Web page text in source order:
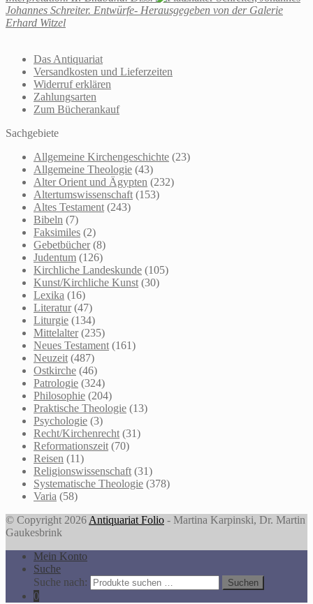
Johannes Schreiter. Entwürfe- Herausgegeben von der Galerie
Erhard Witzel
Das Antiquariat
Versandkosten und Lieferzeiten
Widerruf erklären
Zahlungsarten
Zum Bücherankauf
Sachgebiete
Allgemeine Kirchengeschichte (23)
Allgemeine Theologie (43)
Alter Orient und Ägypten (232)
Altertumswissenschaft (153)
Altes Testament (243)
Bibeln (7)
Faksimiles (2)
Gebetbücher (8)
Judentum (126)
Kirchliche Landeskunde (105)
Kunst/Kirchliche Kunst (30)
Lexika (16)
Literatur (47)
Liturgie (134)
Mittelalter (235)
Neues Testament (161)
Neuzeit (487)
Ostkirche (46)
Patrologie (324)
Philosophie (204)
Praktische Theologie (13)
Psychologie (3)
Recht/Kirchenrecht (31)
Reformationszeit (70)
Reisen (11)
Religionswissenschaft (31)
Systematische Theologie (378)
Varia (58)
© Copyright 2026 Antiquariat Folio - Martina Karpinski, Dr. Martin
Gaukesbrink
Mein Konto
Suche
Suche nach:
Suchen
0